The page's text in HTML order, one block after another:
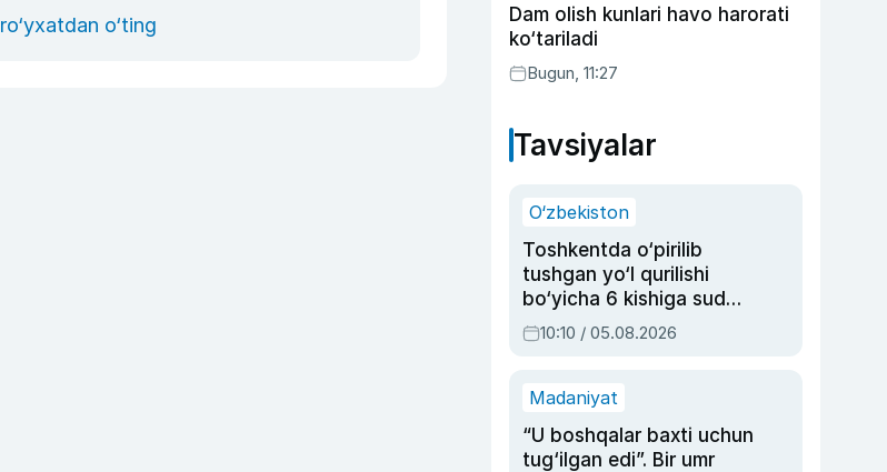
ro‘yxatdan o‘ting
Dam olish kunlari havo harorati
ko‘tariladi
Bugun, 11:27
Tavsiyalar
O‘zbekiston
Toshkentda o‘pirilib
tushgan yo‘l qurilishi
bo‘yicha 6 kishiga sud
hukmi o‘qildi
10:10 / 05.08.2026
Madaniyat
“U boshqalar baxti uchun
tug‘ilgan edi”. Bir umr